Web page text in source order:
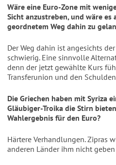
Wäre eine Euro-Zone mit
Sicht anzustreben, und wäre es
geordnetem Weg dahin zu
Der Weg dahin ist angesichts
schwierig. Eine sinnvolle
denn der jetzt gewählte Kurs
Transferunion und den
Die Griechen haben mit Syriza
Gläubiger-Troika die Stirn
Wahlergebnis für den Euro?
Härtere Verhandlungen. Zipras
anderen Länder ihm nicht